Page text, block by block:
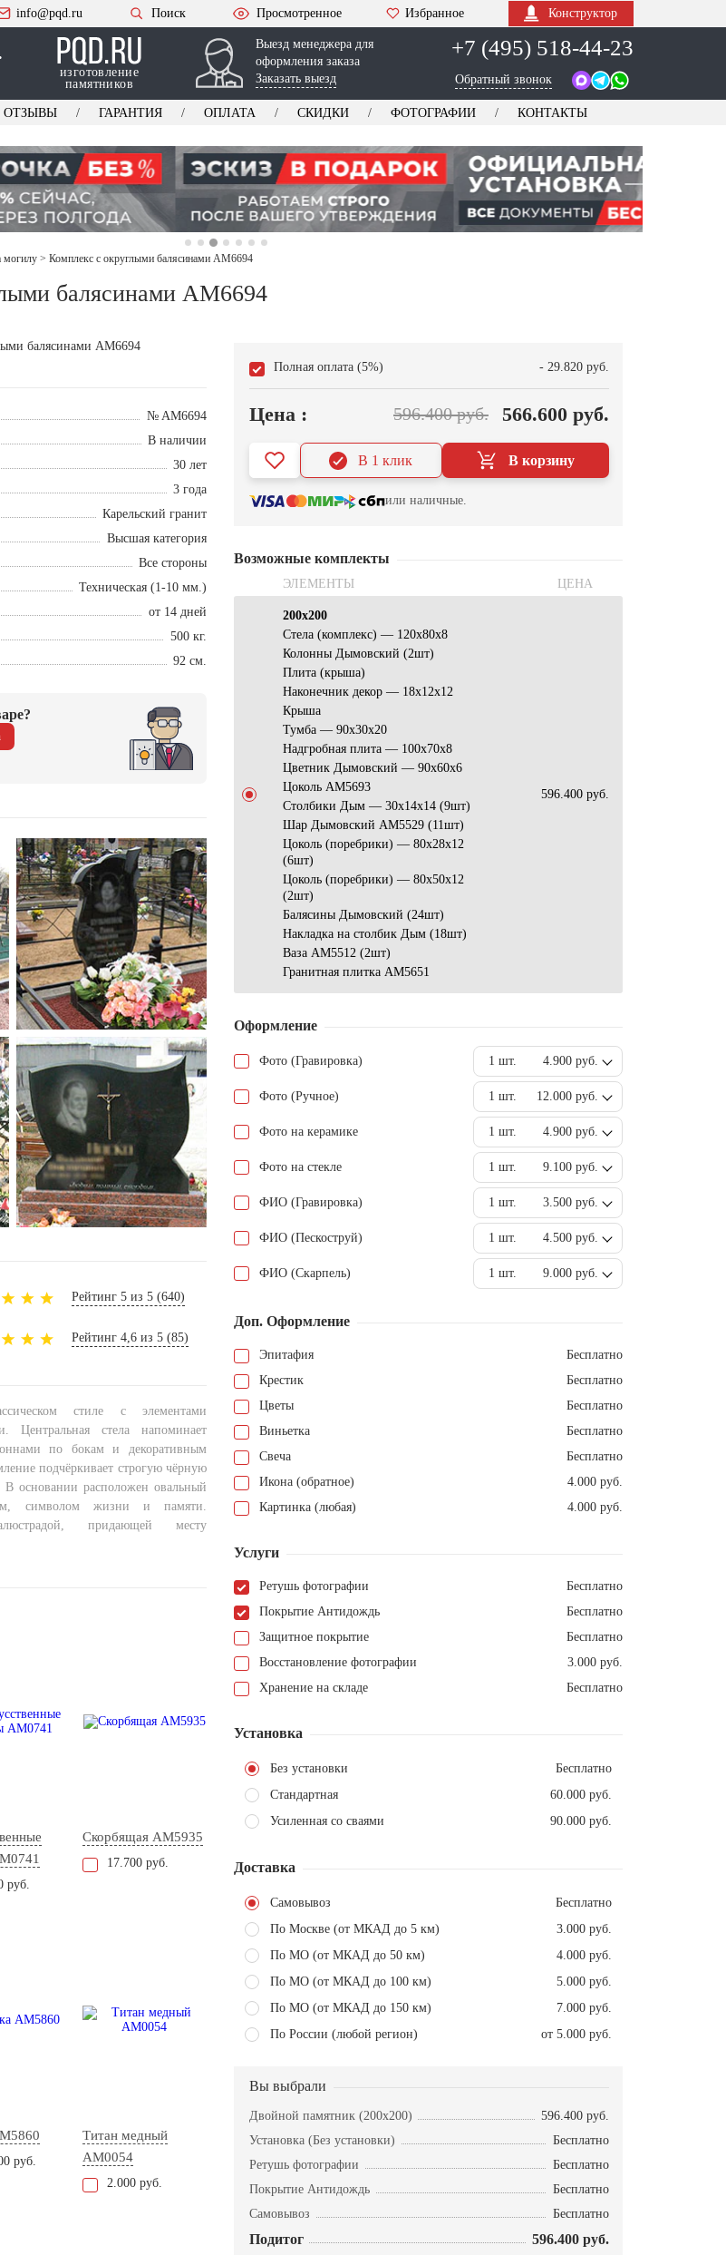
info@pqd.ru Поиск Просмотренное Избранное Конструктор
изготовление
памятников
Выезд менеджера для
оформления заказа
Заказать выезд
+7 (495) 518-44-23
Обратный звонок
ОТЗЫВЫ ГАРАНТИЯ ОПЛАТА СКИДКИ ФОТОГРАФИИ КОНТАКТЫ
могилу > Комплекс с округлыми балясинами AM6694
балясинами AM6694
№ AM6694
В наличии
30 лет
3 года
Карельский гранит
Высшая категория
Все стороны
Техническая (1-10 мм.)
от 14 дней
500 кг.
92 см.
Рейтинг 5 из 5 (640)
Рейтинг 4,6 из 5 (85)
стиле с элементами
Центральная стела напоминает
по бокам и декоративным
подчёркивает строгую чёрную
основании расположен овальный
символом жизни и памяти.
придающей месту
руб.
Скорбящая AM5935
17.700 руб.
руб.
Титан медный
AM0054
2.000 руб.
Полная оплата (5%) - 29.820 руб.
Цена : 596.400 руб. 566.600 руб.
В корзину
В 1 клик
или наличные.
Возможные комплекты
ЭЛЕМЕНТЫ ЦЕНА
200х200
Стела (комплекс) — 120x80x8
Колонны Дымовский (2шт)
Плита (крыша)
Наконечник декор — 18x12x12
Крыша
Тумба — 90x30x20
Надгробная плита — 100x70x8
Цветник Дымовский — 90x60x6
Цоколь АМ5693
Столбики Дым — 30x14x14 (9шт)
Шар Дымовский AM5529 (11шт)
Цоколь (поребрики) — 80x28x12
(6шт)
Цоколь (поребрики) — 80x50x12
(2шт)
Балясины Дымовский (24шт)
Накладка на столбик Дым (18шт)
Ваза АМ5512 (2шт)
Гранитная плитка AM5651
596.400 руб.
Оформление
Фото (Гравировка) 1 шт. 4.900 руб.
Фото (Ручное) 1 шт. 12.000 руб.
Фото на керамике 1 шт. 4.900 руб.
Фото на стекле 1 шт. 9.100 руб.
ФИО (Гравировка) 1 шт. 3.500 руб.
ФИО (Пескоструй) 1 шт. 4.500 руб.
ФИО (Скарпель) 1 шт. 9.000 руб.
Доп. Оформление
Эпитафия
Бесплатно
Крестик
Бесплатно
Цветы
Бесплатно
Виньетка
Бесплатно
Свеча
Бесплатно
Икона (обратное)
4.000 руб.
Картинка (любая)
4.000 руб.
Услуги
Ретушь фотографии
Бесплатно
Покрытие Антидождь
Бесплатно
Защитное покрытие
Бесплатно
Восстановление фотографии
3.000 руб.
Хранение на складе
Бесплатно
Установка
Без установки
Бесплатно
Стандартная
60.000 руб.
Усиленная со сваями
90.000 руб.
Доставка
Самовывоз
Бесплатно
По Москве (от МКАД до 5 км)
3.000 руб.
По МО (от МКАД до 50 км)
4.000 руб.
По МО (от МКАД до 100 км)
5.000 руб.
По МО (от МКАД до 150 км)
7.000 руб.
По России (любой регион)
от 5.000 руб.
Вы выбрали
Двойной памятник (200х200)
596.400 руб.
Установка (Без установки)
Бесплатно
Ретушь фотографии
Бесплатно
Покрытие Антидождь
Бесплатно
Самовывоз
Бесплатно
Подитог 596.400 руб.